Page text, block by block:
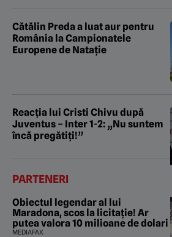
Cătălin Preda a luat aur pentru
România la Campionatele
Europene de Natație
Reacția lui Cristi Chivu după
Juventus – Inter 1-2: „Nu suntem
încă pregătiți!”
PARTENERI
Obiectul legendar al lui
Maradona, scos la licitație! Ar
putea valora 10 milioane de dolari
MEDIAFAX